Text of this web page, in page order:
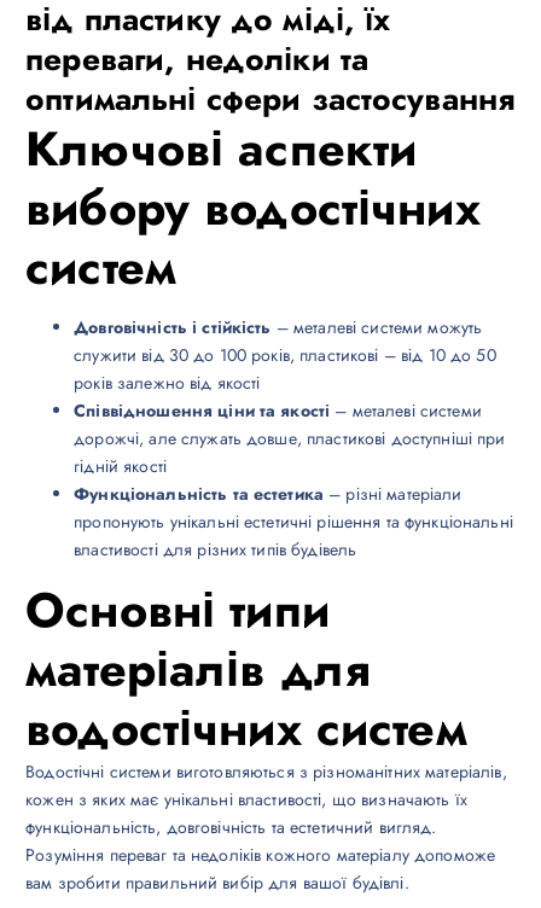
від пластику до міді, їх
переваги, недоліки та
оптимальні сфери застосування
Ключові аспекти
вибору водостічних
систем
Довговічність і стійкість – металеві системи можуть
служити від 30 до 100 років, пластикові – від 10 до 50
років залежно від якості
Співвідношення ціни та якості – металеві системи
дорожчі, але служать довше, пластикові доступніші при
гідній якості
Функціональність та естетика – різні матеріали
пропонують унікальні естетичні рішення та функціональні
властивості для різних типів будівель
Основні типи
матеріалів для
водостічних систем
Водостічні системи виготовляються з різноманітних матеріалів,
кожен з яких має унікальні властивості, що визначають їх
функціональність, довговічність та естетичний вигляд.
Розуміння переваг та недоліків кожного матеріалу допоможе
вам зробити правильний вибір для вашої будівлі.